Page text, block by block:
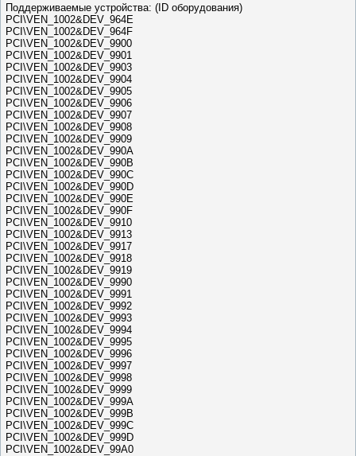
Поддерживаемые устройства: (ID оборудования)
PCI\VEN_1002&DEV_964E
PCI\VEN_1002&DEV_964F
PCI\VEN_1002&DEV_9900
PCI\VEN_1002&DEV_9901
PCI\VEN_1002&DEV_9903
PCI\VEN_1002&DEV_9904
PCI\VEN_1002&DEV_9905
PCI\VEN_1002&DEV_9906
PCI\VEN_1002&DEV_9907
PCI\VEN_1002&DEV_9908
PCI\VEN_1002&DEV_9909
PCI\VEN_1002&DEV_990A
PCI\VEN_1002&DEV_990B
PCI\VEN_1002&DEV_990C
PCI\VEN_1002&DEV_990D
PCI\VEN_1002&DEV_990E
PCI\VEN_1002&DEV_990F
PCI\VEN_1002&DEV_9910
PCI\VEN_1002&DEV_9913
PCI\VEN_1002&DEV_9917
PCI\VEN_1002&DEV_9918
PCI\VEN_1002&DEV_9919
PCI\VEN_1002&DEV_9990
PCI\VEN_1002&DEV_9991
PCI\VEN_1002&DEV_9992
PCI\VEN_1002&DEV_9993
PCI\VEN_1002&DEV_9994
PCI\VEN_1002&DEV_9995
PCI\VEN_1002&DEV_9996
PCI\VEN_1002&DEV_9997
PCI\VEN_1002&DEV_9998
PCI\VEN_1002&DEV_9999
PCI\VEN_1002&DEV_999A
PCI\VEN_1002&DEV_999B
PCI\VEN_1002&DEV_999C
PCI\VEN_1002&DEV_999D
PCI\VEN_1002&DEV_99A0